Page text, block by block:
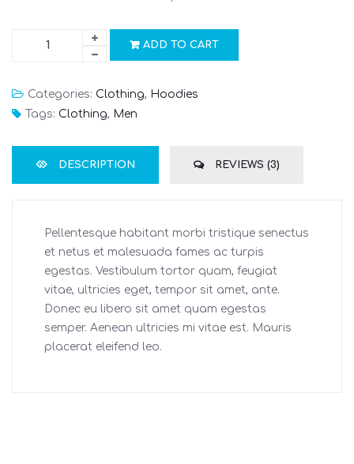
ADD TO CART
Categories: Clothing, Hoodies
Tags: Clothing, Men
DESCRIPTION REVIEWS (3)
Pellentesque habitant morbi tristique senectus
et netus et malesuada fames ac turpis
egestas. Vestibulum tortor quam, feugiat
vitae, ultricies eget, tempor sit amet, ante.
Donec eu libero sit amet quam egestas
semper. Aenean ultricies mi vitae est. Mauris
placerat eleifend leo.